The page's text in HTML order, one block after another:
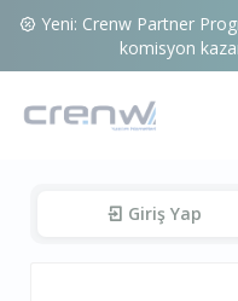
Yeni: Crenw Partner
komisyon
Giriş Yap